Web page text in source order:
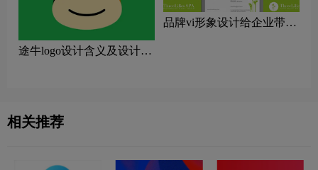
途牛logo设计含义及设计理
品牌vi形象设计给企业带来
相关推荐